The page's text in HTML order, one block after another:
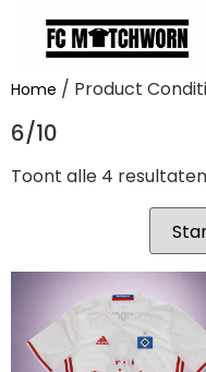
Home / Product
6/10
Toont alle 4 resultaten